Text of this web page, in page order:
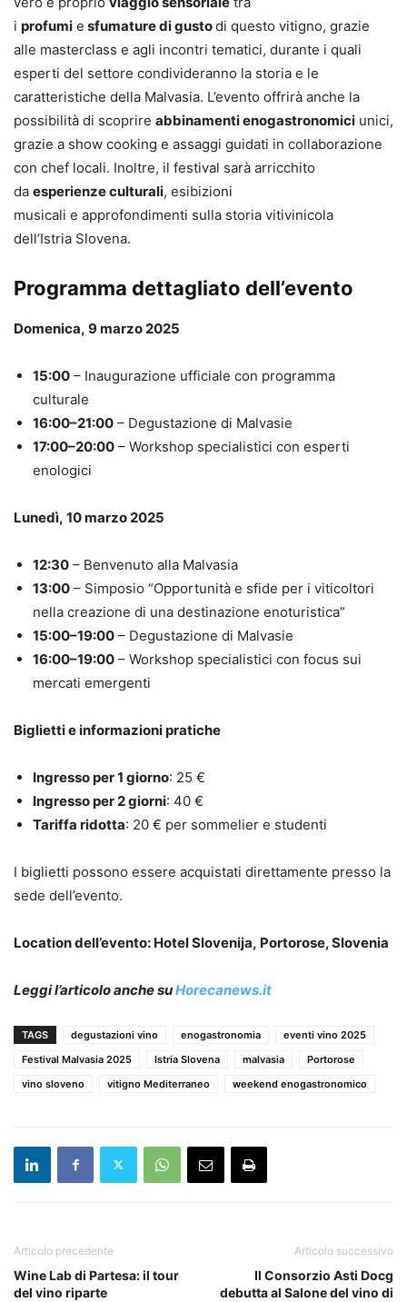
i profumi e sfumature di gustodi questo vitigno, grazie
alle masterclass e agli incontri tematici, durante i quali
esperti del settore condivideranno la storia e le
caratteristiche della Malvasia. L’evento offrirà anche la
possibilità di scoprire abbinamenti enogastronomici unici,
grazie a show cooking e assaggi guidati in collaborazione
con chef locali. Inoltre, il festival sarà arricchito
da esperienze culturali, esibizioni
musicali e approfondimenti sulla storia vitivinicola
dell’Istria Slovena.
Programma dettagliato dell’evento
Domenica, 9 marzo 2025
15:00 – Inaugurazione ufficiale con programma
culturale
16:00–21:00 – Degustazione di Malvasie
17:00–20:00 – Workshop specialistici con esperti
enologici
Lunedì, 10 marzo 2025
12:30 – Benvenuto alla Malvasia
13:00 – Simposio “Opportunità e sfide per i viticoltori
nella creazione di una destinazione enoturistica”
15:00–19:00 – Degustazione di Malvasie
16:00–19:00 – Workshop specialistici con focus sui
mercati emergenti
Biglietti e informazioni pratiche
Ingresso per 1 giorno: 25 €
Ingresso per 2 giorni: 40 €
Tariffa ridotta: 20 € per sommelier e studenti
I biglietti possono essere acquistati direttamente presso la
sede dell’evento.
Location dell’evento: Hotel Slovenija, Portorose, Slovenia
Leggi l’articolo anche suHorecanews.it
TAGS degustazioni vino enogastronomia
eventi vino 2025
Festival Malvasia 2025
Istria Slovena malvasia
Portorose
vino sloveno
vitigno Mediterraneo weekend enogastronomico
Articolo precedente
Wine Lab di Partesa: il tour
del vino riparte
Articolo successivo
Il Consorzio Asti Docg
debutta al Salone del vino di